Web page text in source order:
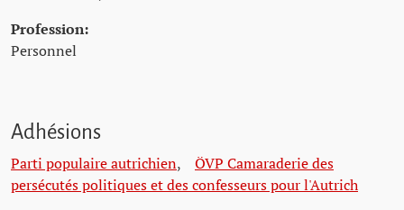
Profession:
Personnel
Adhésions
Parti populaire autrichien, ÖVP Camaraderie des
persécutés politiques et des confesseurs pour l'Autrich